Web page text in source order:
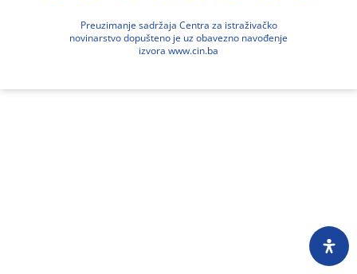
Preuzimanje sadržaja Centra za istraživačko
novinarstvo dopušteno je uz obavezno navođenje
izvora www.cin.ba